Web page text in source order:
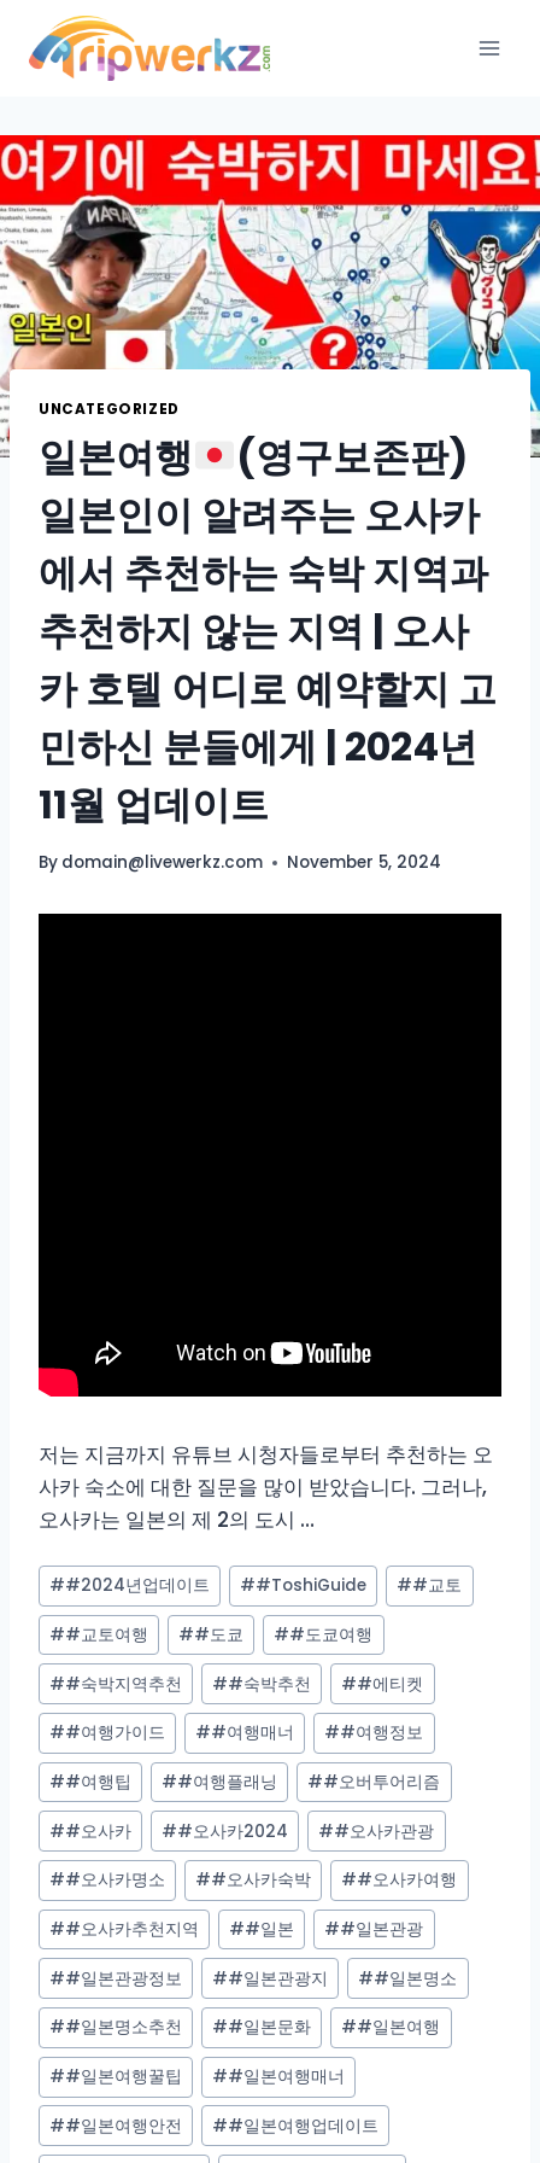
content
UNCATEGORIZED
일본여행
(영구보존판)
일본인이 알려주는 오사카
에서 추천하는 숙박 지역과
추천하지 않는 지역 | 오사
카 호텔 어디로 예약할지 고
민하신 분들에게 | 2024년
11월 업데이트
By domain@livewerkz.com November 5, 2024
저는 지금까지 유튜브 시청자들로부터 추천하는 오
사카 숙소에 대한 질문을 많이 받았습니다. 그러나,
오사카는 일본의 제 2의 도시 …
Post
Tags:
##2024년업데이트 ##ToshiGuide ##교토
##교토여행 ##도쿄 ##도쿄여행
##숙박지역추천 ##숙박추천 ##에티켓
##여행가이드 ##여행매너 ##여행정보
##여행팁 ##여행플래닝 ##오버투어리즘
##오사카 ##오사카2024 ##오사카관광
##오사카명소 ##오사카숙박 ##오사카여행
##오사카추천지역 ##일본 ##일본관광
##일본관광정보 ##일본관광지 ##일본명소
##일본명소추천 ##일본문화 ##일본여행
##일본여행꿀팁 ##일본여행매너
##일본여행안전 ##일본여행업데이트